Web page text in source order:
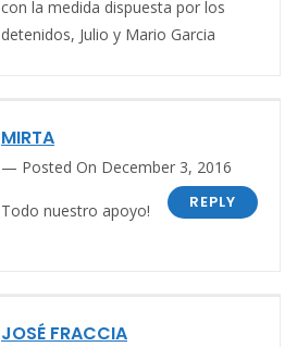
con la medida dispuesta por los
detenidos, Julio y Mario Garcia
MIRTA
Posted On December 3, 2016
REPLY
Todo nuestro apoyo!
JOSÉ FRACCIA